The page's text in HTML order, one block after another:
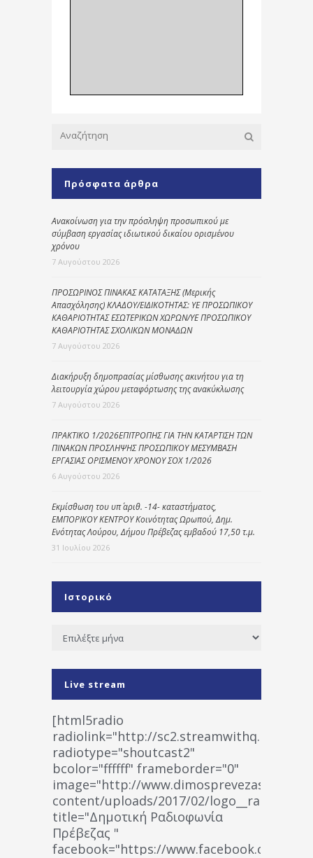
Πρόσφατα άρθρα
Ανακοίνωση για την πρόσληψη προσωπικού με
σύμβαση εργασίας ιδιωτικού δικαίου ορισμένου
χρόνου
7 Αυγούστου 2026
ΠΡΟΣΩΡΙΝΟΣ ΠΙΝΑΚΑΣ ΚΑΤΑΤΑΞΗΣ (Μερικής
Απασχόλησης) ΚΛΑΔΟΥ/ΕΙΔΙΚΟΤΗΤΑΣ: ΥΕ ΠΡΟΣΩΠΙΚΟΥ
ΚΑΘΑΡΙΟΤΗΤΑΣ ΕΣΩΤΕΡΙΚΩΝ ΧΩΡΩΝ/ΥΕ ΠΡΟΣΩΠΙΚΟΥ
ΚΑΘΑΡΙΟΤΗΤΑΣ ΣΧΟΛΙΚΩΝ ΜΟΝΑΔΩΝ
7 Αυγούστου 2026
Διακήρυξη δημοπρασίας μίσθωσης ακινήτου για τη
λειτουργία χώρου μεταφόρτωσης της ανακύκλωσης
7 Αυγούστου 2026
ΠΡΑΚΤΙΚΟ 1/2026ΕΠΙΤΡΟΠΗΣ ΓΙΑ ΤΗΝ ΚΑΤΑΡΤΙΣΗ ΤΩΝ
ΠΙΝΑΚΩΝ ΠΡΟΣΛΗΨΗΣ ΠΡΟΣΩΠΙΚΟΥ ΜΕΣΥΜΒΑΣΗ
ΕΡΓΑΣΙΑΣ ΟΡΙΣΜΕΝΟΥ ΧΡΟΝΟΥ ΣΟΧ 1/2026
6 Αυγούστου 2026
Εκμίσθωση του υπ΄ αριθ. -14- καταστήματος,
ΕΜΠΟΡΙΚΟΥ ΚΕΝΤΡΟΥ Κοινότητας Ωρωπού, Δημ.
Ενότητας Λούρου, Δήμου Πρέβεζας εμβαδού 17,50 τ.μ.
31 Ιουλίου 2026
Ιστορικό
Ιστορικό
Live stream
[html5radio
radiolink="http://
radiotype="shoutcast2"
bcolor="ffffff" frameborder="0"
image="http://www.dimosprevezas.gr/wp-
content/uploads/2017/02/
title="Δημοτική Ραδιοφωνία
Πρέβεζας "
facebook="https://www.facebook.com/